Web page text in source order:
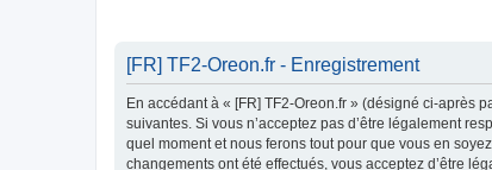
[FR] TF2-Oreon.fr - Enregistrement
En accédant à « [FR] TF2-Oreon.fr » (désigné ci-après
suivantes. Si vous n’acceptez pas d’être légalement
quel moment et nous ferons tout pour que vous en
changements ont été effectués, vous acceptez d’être